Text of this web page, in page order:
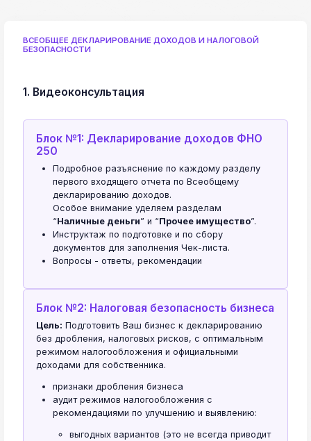
ВСЕОБЩЕЕ ДЕКЛАРИРОВАНИЕ ДОХОДОВ И НАЛОГОВОЙ
БЕЗОПАСНОСТИ
1. Видеоконсультация
Блок №1: Декларирование доходов ФНО
250
Подробное разъяснение по каждому разделу
первого входящего отчета по Всеобщему
декларированию доходов.
Особое внимание уделяем разделам
“Наличные деньги” и “Прочее имущество”.
Инструктаж по подготовке и по сбору
документов для заполнения Чек-листа.
Вопросы - ответы, рекомендации
Блок №2: Налоговая безопасность бизнеса
Цель: Подготовить Ваш бизнес к декларированию
без дробления, налоговых рисков, с оптимальным
режимом налогообложения и официальными
доходами для собственника.
признаки дробления бизнеса
аудит режимов налогообложения с
рекомендациями по улучшению и выявлению:
выгодных вариантов (это не всегда приводит